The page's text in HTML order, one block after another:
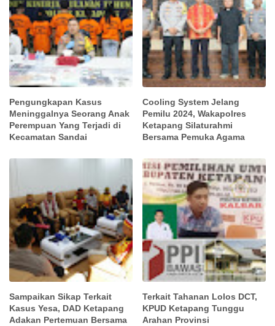
Pengungkapan Kasus
Meninggalnya Seorang Anak
Perempuan Yang Terjadi di
Kecamatan Sandai
Cooling System Jelang
Pemilu 2024, Wakapolres
Ketapang Silaturahmi
Bersama Pemuka Agama
Sampaikan Sikap Terkait
Kasus Yesa, DAD Ketapang
Adakan Pertemuan Bersama
Terkait Tahanan Lolos DCT,
KPUD Ketapang Tunggu
Arahan Provinsi